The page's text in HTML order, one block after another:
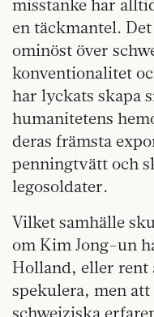
misstanke har
en täckmantel.
ominöst över
konventionalitet
har lyckats skapa
humanitetens
deras främsta
penningtvätt och
legosoldater.
Vilket samhälle
om Kim Jong-un
Holland, eller rent
spekulera, men
schweiziska